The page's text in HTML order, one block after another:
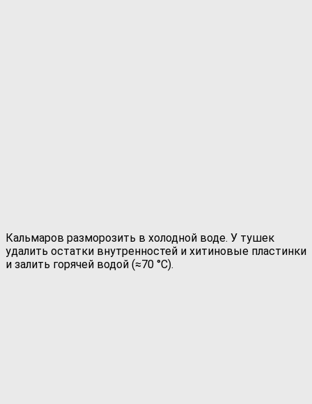
Кальмаров разморозить в холодной воде. У тушек
удалить остатки внутренностей и хитиновые пластинки
и залить горячей водой (≈70 °С).